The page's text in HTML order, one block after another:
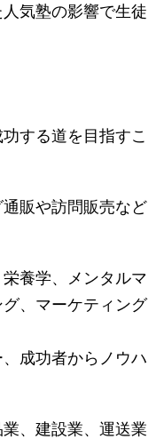
気塾の影響で生徒
する道を目指すこ
販や訪問販売など
養学、メンタルマ
、マーケティング
成功者からノウハ
、建設業、運送業